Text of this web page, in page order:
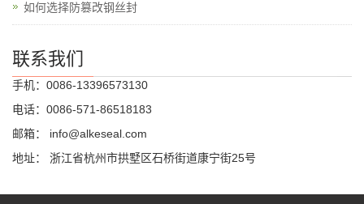
如何选择防篡改钢丝封
联系我们
手机：0086-13396573130
电话：0086-571-86518183
邮箱：
info@alkeseal.com
地址： 浙江省杭州市拱墅区石桥街道康宁街25号